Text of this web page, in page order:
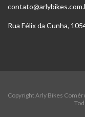
Rua Félix da Cunha,
Copyright Arly Bikes